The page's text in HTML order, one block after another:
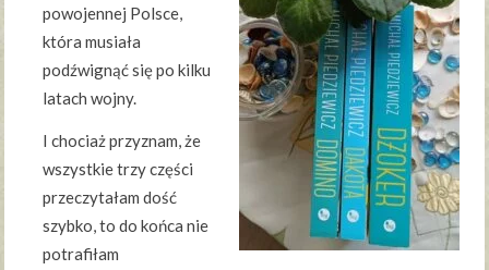
powojennej Polsce,
która musiała
podźwignąć się po kilku
latach wojny.
I chociaż przyznam, że
wszystkie trzy części
przeczytałam dość
szybko, to do końca nie
potrafiłam